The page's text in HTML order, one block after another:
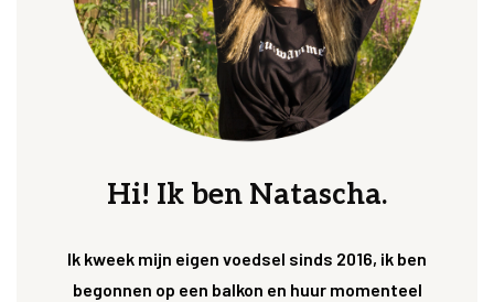
Hi! Ik ben Natascha.
Ik kweek mijn eigen voedsel sinds 2016, ik ben
begonnen op een balkon en huur momenteel